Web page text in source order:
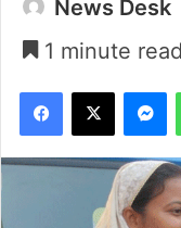
News Desk
1 minute read
Facebook
X